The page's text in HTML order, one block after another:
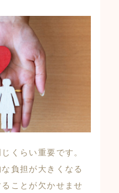
くらい重要です。
負担が大きくなる
ことが欠かせませ